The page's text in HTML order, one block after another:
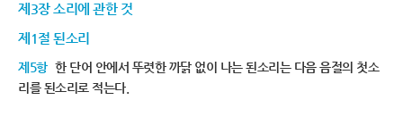
제3장 소리에 관한 것
제1절 된소리
제5항 한 단어 안에서 뚜렷한 까닭 없이 나는 된소리는 다음 음절의 첫소
리를 된소리로 적는다.